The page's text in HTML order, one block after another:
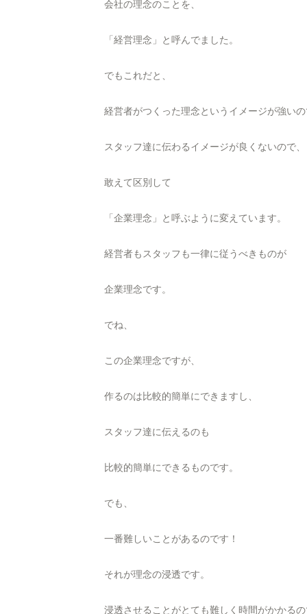
会社の理念のことを、
「経営理念」と呼んでました。
でもこれだと、
経営者がつくった理念というイメージが強い
スタッフ達に伝わるイメージが良くないので、
敢えて区別して
「企業理念」と呼ぶように変えています。
経営者もスタッフも一律に従うべきものが
企業理念です。
でね、
この企業理念ですが、
作るのは比較的簡単にできますし、
スタッフ達に伝えるのも
比較的簡単にできるものです。
でも、
一番難しいことがあるのです！
それが理念の浸透です。
浸透させることがとても難しく時間がかかる